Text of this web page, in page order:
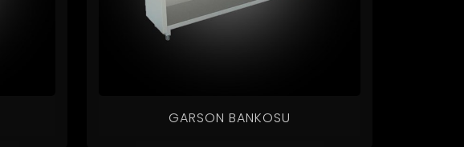
GARSON BANKOSU